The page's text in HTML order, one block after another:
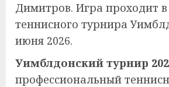
Димитров. Игра проходит
теннисного турнира
июня 2026.
Уимблдонский турнир
профессиональный